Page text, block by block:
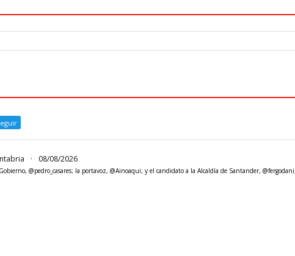
· 08/08/2026
@pedro_casares; la portavoz, @Ainoaqui; y el candidato a la Alcaldía de Santander,